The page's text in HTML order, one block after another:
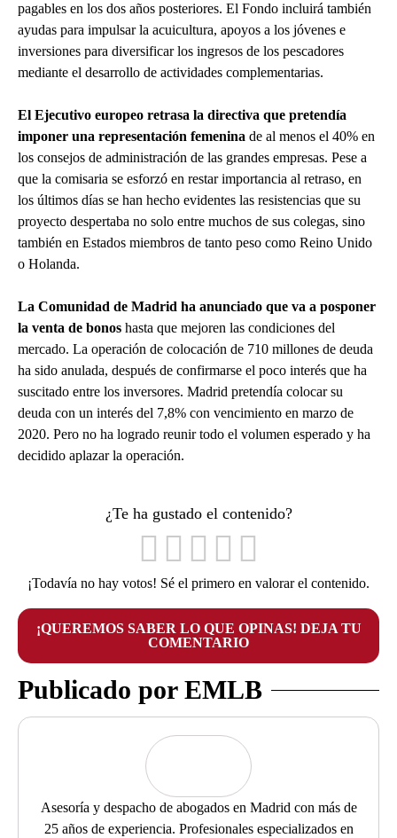
pagables en los dos años posteriores. El Fondo incluirá también
ayudas para impulsar la acuicultura, apoyos a los jóvenes e
inversiones para diversificar los ingresos de los pescadores
mediante el desarrollo de actividades complementarias.
El Ejecutivo europeo retrasa la directiva que pretendía
imponer una representación femenina de al menos el 40% en
los consejos de administración de las grandes empresas. Pese a
que la comisaria se esforzó en restar importancia al retraso, en
los últimos días se han hecho evidentes las resistencias que su
proyecto despertaba no solo entre muchos de sus colegas, sino
también en Estados miembros de tanto peso como Reino Unido
o Holanda.
La Comunidad de Madrid ha anunciado que va a posponer
la venta de bonos hasta que mejoren las condiciones del
mercado. La operación de colocación de 710 millones de deuda
ha sido anulada, después de confirmarse el poco interés que ha
suscitado entre los inversores. Madrid pretendía colocar su
deuda con un interés del 7,8% con vencimiento en marzo de
2020. Pero no ha logrado reunir todo el volumen esperado y ha
decidido aplazar la operación.
¿Te ha gustado el contenido?
¡Todavía no hay votos! Sé el primero en valorar el contenido.
¡QUEREMOS SABER LO QUE OPINAS! DEJA TU
COMENTARIO
Publicado por EMLB
Asesoría y despacho de abogados en Madrid con más de
25 años de experiencia. Profesionales especializados en